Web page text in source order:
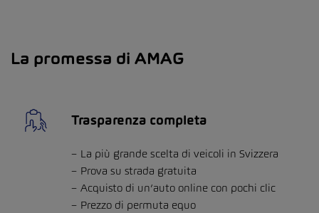
La promessa di AMAG
Trasparenza completa
La più grande scelta di veicoli in Svizzera
Prova su strada gratuita
Acquisto di un’auto online con pochi clic
Prezzo di permuta equo